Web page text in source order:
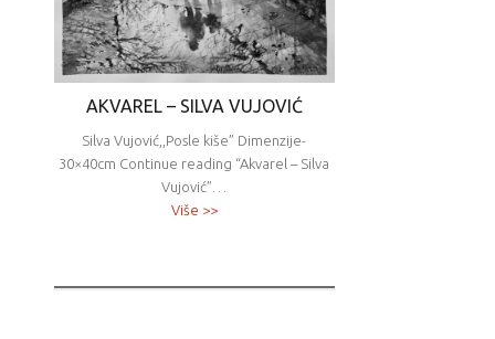
AKVAREL – SILVA VUJOVIĆ
Silva Vujović,,Posle kiše” Dimenzije-
30×40cm Continue reading “Akvarel – Silva
Vujović”…
Više >>